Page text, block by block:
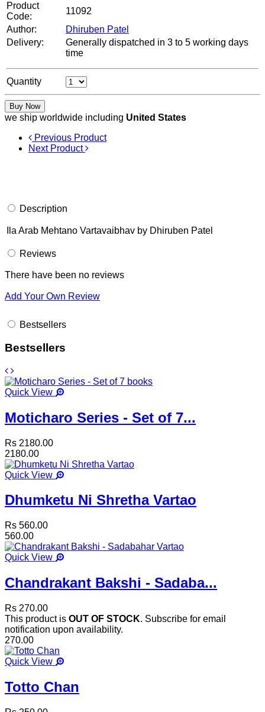
Product
Code:
11092
Author:
Dhiruben Patel
Delivery:
Generally dispatched in 3 to 5 working days
time
Quantity
Buy Now
we ship worldwide including United States
Previous Product
Next Product
Description
Ila Arab Mehtano Vartavaibhav by Dhiruben Patel
Reviews
There have been no reviews
Add Your Own Review
Bestsellers
Bestsellers
Quick View
Moticharo Series - Set of 7...
Rs 2180.00
2180.00
Quick View
Dhumketu Ni Shretha Vartao
Rs 560.00
560.00
Quick View
Chandrakant Bakshi - Sadaba...
Rs 270.00
This product is OUT OF STOCK. Subscribe for email
notification upon availability.
270.00
Quick View
Totto Chan